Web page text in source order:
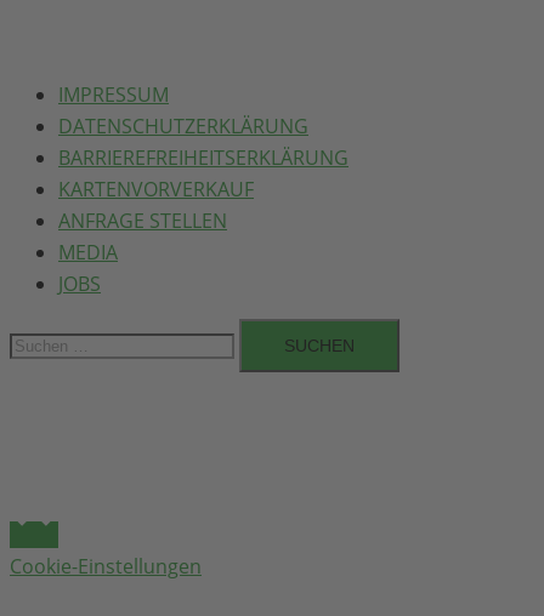
IMPRESSUM
DATENSCHUTZERKLÄRUNG
BARRIEREFREIHEITSERKLÄRUNG
KARTENVORVERKAUF
ANFRAGE STELLEN
MEDIA
JOBS
Suchen
nach:
Cookie-Einstellungen